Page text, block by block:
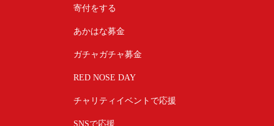
寄付をする
あかはな募金
ガチャガチャ募金
RED NOSE DAY
チャリティイベントで応援
SNSで応援